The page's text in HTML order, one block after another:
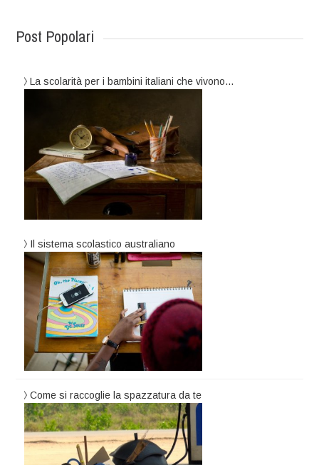
Post Popolari
La scolarità per i bambini italiani che vivono…
Il sistema scolastico australiano
Come si raccoglie la spazzatura da te